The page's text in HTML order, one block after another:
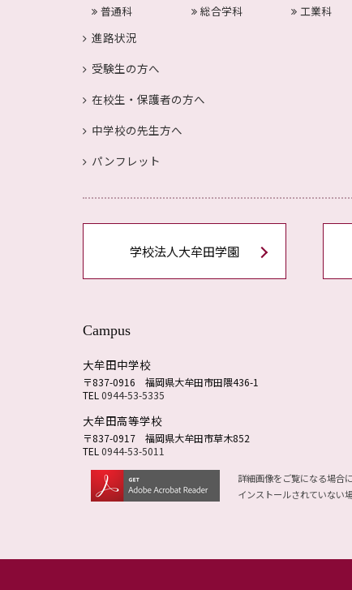
普通科 総合学科 工業科
進路状況
受験生の方へ
在校生・保護者の方へ
中学校の先生方へ
パンフレット
学校法人大牟田学園
Campus
大牟田中学校
〒837-0916 福岡県大牟田市田隈436-1
TEL 0944-53-5335
大牟田高等学校
〒837-0917 福岡県大牟田市草木852
TEL 0944-53-5011
詳細画像をご覧になる場合
インストールされていない